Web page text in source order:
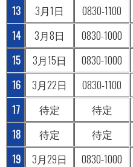
13
3月1日 0830-1100
14
3月8日 0830-1000
15
3月15日 0830-1000
16
3月22日 0830-1100
17
待定 待定
18
待定 待定
19
3月29日 0830-1000